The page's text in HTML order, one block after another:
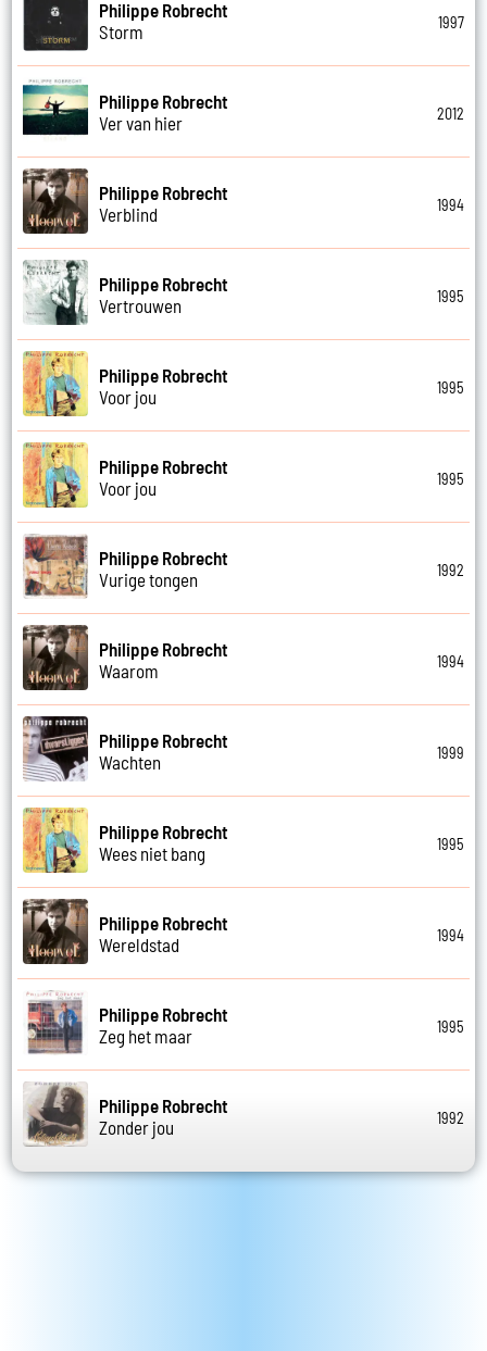
Philippe Robrecht
Storm
1997
Philippe Robrecht
Ver van hier
2012
Philippe Robrecht
Verblind
1994
Philippe Robrecht
Vertrouwen
1995
Philippe Robrecht
Voor jou
1995
Philippe Robrecht
Voor jou
1995
Philippe Robrecht
Vurige tongen
1992
Philippe Robrecht
Waarom
1994
Philippe Robrecht
Wachten
1999
Philippe Robrecht
Wees niet bang
1995
Philippe Robrecht
Wereldstad
1994
Philippe Robrecht
Zeg het maar
1995
Philippe Robrecht
Zonder jou
1992